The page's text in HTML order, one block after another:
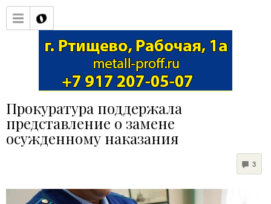
Прокуратура поддержала
представление о замене
осужденному наказания
3